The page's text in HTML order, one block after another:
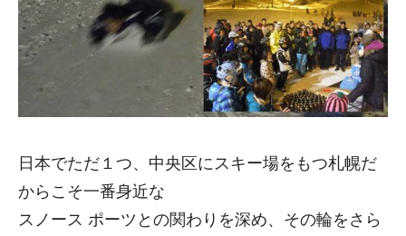
日本でただ１つ、中央区にスキー場をもつ札幌だ
からこそ一番身近な
スノース ポーツとの関わりを深め、その輪をさら